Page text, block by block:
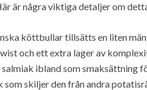
är några viktiga detaljer om
köttbullar tillsätts en liten
och ett extra lager av
salmiak ibland som
som skiljer den från andra